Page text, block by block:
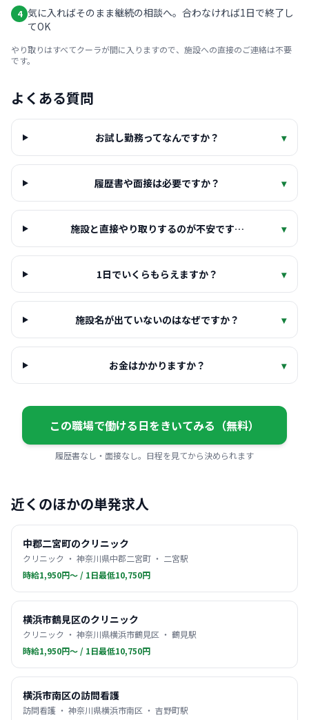
4 気に入ればそのまま継続の相談へ。合わなければ1日で終了し
てOK
やり取りはすべてクーラが間に入りますので、施設への直接のご連絡は不要
です。
よくある質問
お試し勤務ってなんですか？ ▾
履歴書や面接は必要ですか？ ▾
施設と直接やり取りするのが不安です… ▾
1日でいくらもらえますか？ ▾
施設名が出ていないのはなぜですか？ ▾
お金はかかりますか？ ▾
この職場で働ける日をきいてみる（無料）
履歴書なし・面接なし。日程を見てから決められます
近くのほかの単発求人
中郡二宮町のクリニック
クリニック ・ 神奈川県中郡二宮町 ・ 二宮駅
時給1,950円〜 / 1日最低10,750円
横浜市鶴見区のクリニック
クリニック ・ 神奈川県横浜市鶴見区 ・ 鶴見駅
時給1,950円〜 / 1日最低10,750円
横浜市南区の訪問看護
訪問看護 ・ 神奈川県横浜市南区 ・ 吉野町駅